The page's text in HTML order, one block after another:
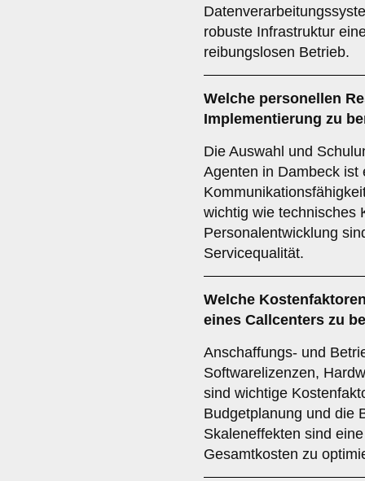
robuste Infrastruktur
reibungslosen Betrieb.
Welche personellen
Implementierung zu
Die Auswahl und
Agenten in Dambeck ist
wichtig wie technisches
Personalentwicklung
Servicequalität.
Welche
eines Callcenters zu
Anschaffungs- und
Softwarelizenzen,
sind wichtige
Budgetplanung und die
Skaleneffekten sind
Gesamtkosten zu